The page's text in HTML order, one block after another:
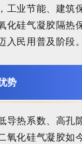
工业节能、建筑
化硅气凝胶隔热
民用普及阶段。
势
导热系数、高孔
氧化硅气凝胶如